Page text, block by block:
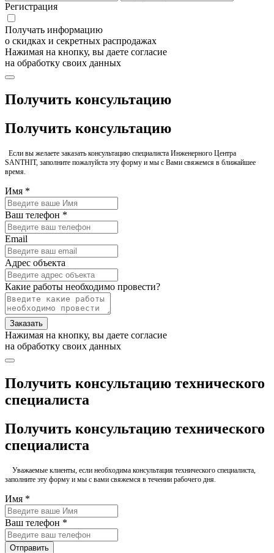
Регистрация
Получать информацию
о скидках и секретных распродажах
Нажимая на кнопку, вы даете согласие
на обработку своих данных
Получить консультацию
Получить консультацию
Если вы желаете заказать консультацию специалиста Инженерного Центра
SANTHIT, заполните пожалуйста эту форму и мы с Вами свяжемся в ближайшее
время.
Имя *
Ваш телефон *
Email
Адрес объекта
Какие работы необходимо провести?
Заказать
Нажимая на кнопку, вы даете согласие
на обработку своих данных
Получить консультацию технического
специалиста
Получить консультацию технического
специалиста
Уважаемые клиенты, если необходима консультация технического специалиста,
заполните эту форму и мы с вами свяжемся в течении рабочего дня.
Имя *
Ваш телефон *
Отправить